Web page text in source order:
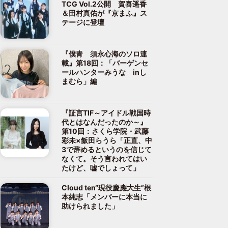
TCG Vol.2公開 賀喜遥香
＆田村真佑が『京まふ』ス
テージに登壇
『僕青 須永心海のソロ連
載』第18回：「バーゲンセ
ールハンターみうな inし
まむら」編
『証言TIF～アイドル戦国時
代とはなんだったのか～』
第10回：さくら学院・武藤
彩未×飯田らうら「正直、中
3で辞めるというのを信じて
なくて。そう言われてはい
たけど、嘘でしょって」
Cloud ten“現役慶應大生”根
本純志「メンバーに本当に
助けられました」